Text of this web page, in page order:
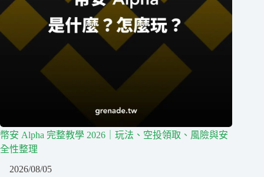
幣安 Alpha 完整教學 2026｜玩法、空投領取、風險與安
全性整理
2026/08/05